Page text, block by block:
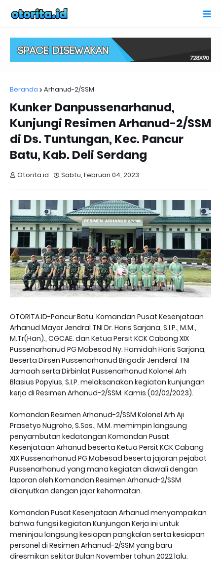
Beranda Arhanud-2/SSM
Kunker Danpussenarhanud,
Kunjungi Resimen Arhanud-2/SSM
di Ds. Tuntungan, Kec. Pancur
Batu, Kab. Deli Serdang
Otorita.id Sabtu, Februari 04, 2023
OTORITA.ID-Pancur Batu, Komandan Pusat Kesenjataan
Arhanud Mayor Jendral TNI Dr. Haris Sarjana, S.I.P., M.M.,
M.Tr(Han)., CGCAE. dan Ketua Persit KCK Cabang XIX
Pussenarhanud PG Mabesad Ny. Hamidah Haris Sarjana,
Beserta Dirsen Pussenarhanud Brigadir Jenderal TNI
Jamaah serta Dirbinlat Pussenarhanud Kolonel Arh
Blasius Popylus, S.I.P. melaksanakan kegiatan kunjungan
kerja di Resimen Arhanud-2/SSM. Kamis (02/02/2023).
Komandan Resimen Arhanud-2/SSM Kolonel Arh Aji
Prasetyo Nugroho, S.Sos., M.M. memimpin langsung
penyambutan kedatangan Komandan Pusat
Kesenjataan Arhanud beserta Ketua Persit KCK Cabang
XIX Pussenarhanud PG Mabesad beserta jajaran pejabat
Pussenarhanud yang mana kegiatan diawali dengan
laporan oleh Komandan Resimen Arhanud-2/SSM
dilanjutkan dengan jajar kehormatan.
Komandan Pusat Kesenjataan Arhanud menyampaikan
bahwa fungsi kegiatan Kunjungan Kerja ini untuk
meninjau langsung kesiapan pangkalan serta kesiapan
personel di Resimen Arhanud-2/SSM yang baru
diresmikan sekitar Bulan November tahun 2022 lalu.